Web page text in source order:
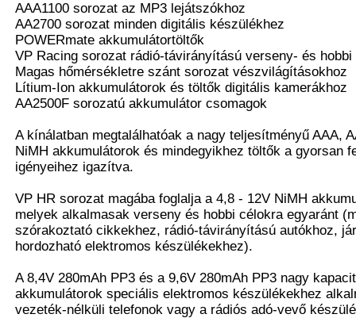
AAA1100 sorozat az MP3 lejátszókhoz
AA2700 sorozat minden digitális készülékhez
POWERmate akkumulátortöltők
VP Racing sorozat rádió-távirányítású verseny- és
Magas hőmérsékletre szánt sorozat vészvilágításokhoz
Lítium-Ion akkumulátorok és töltők digitális kamerákhoz
AA2500F sorozatú akkumulátor csomagok
A kínálatban megtalálhatóak a nagy teljesítményű AAA,
NiMH akkumulátorok és mindegyikhez töltők a gyorsan
igényeihez igazítva.
VP HR sorozat magába foglalja a 4,8 - 12V NiMH
melyek alkalmasak verseny és hobbi célokra egyaránt
szórakoztató cikkekhez, rádió-távirányítású autókhoz,
hordozható elektromos készülékekhez).
A 8,4V 280mAh PP3 és a 9,6V 280mAh PP3 nagy
akkumulátorok speciális elektromos készülékekhez
vezeték-nélküli telefonok vagy a rádiós adó-vevő